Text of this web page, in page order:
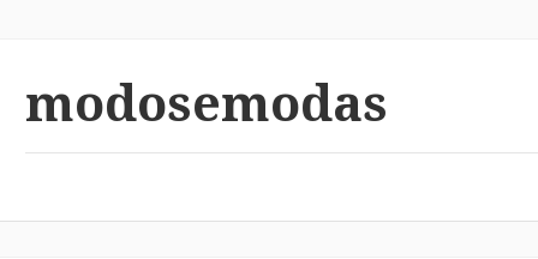
modosemodas